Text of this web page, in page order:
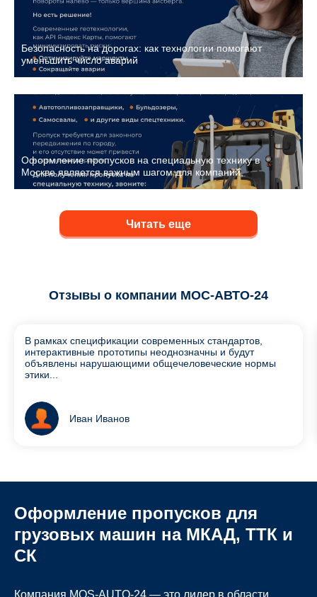
Безопасность на дорогах: как технологии помогают
уменьшить число аварий
Оформление пропусков на специальную технику в
Москве является важным шагом для компаний,
использующих такие транспортные средства, как:
Читать еще
Отзывы о компании МОС-АВТО-24
В рамках спецификации современных стандартов,
интерактивные прототипы неоднозначны и будут
объявлены нарушающими общечеловеческие нормы
этики...
Иван Иванов
Оформление пропусков для
грузовых машин на МКАД, ТТК и
СК
Компания MOS-AUTO-24 — это лидер в области